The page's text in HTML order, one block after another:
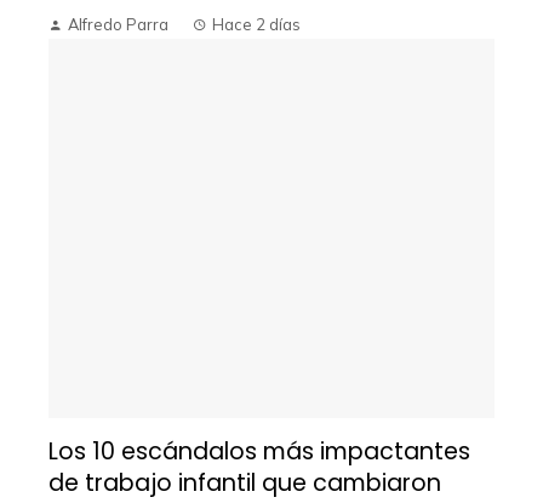
Alfredo Parra Hace 2 días
Los 10 escándalos más impactantes
de trabajo infantil que cambiaron